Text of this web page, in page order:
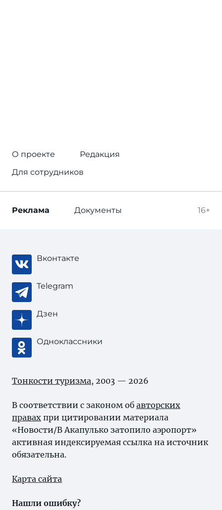
О проекте
Редакция
Для сотрудников
16+
Реклама Документы
Вконтакте
Telegram
Дзен
Одноклассники
Тонкости туризма, 2003 — 2026
В соответствии с законом об авторских
правах при цитировании материала
«Новости/В Акапулько затопило аэропорт»
активная индексируемая ссылка на источник
обязательна.
Карта сайта
Нашли ошибку?